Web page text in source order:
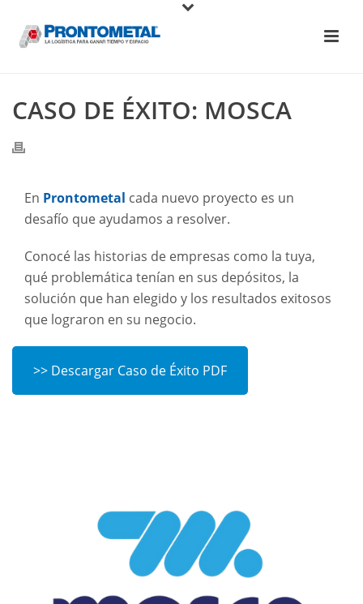
CASO DE ÉXITO: MOSCA
En Prontometal cada nuevo proyecto es un
desafío que ayudamos a resolver.
Conocé las historias de empresas como la tuya,
qué problemática tenían en sus depósitos, la
solución que han elegido y los resultados exitosos
que lograron en su negocio.
>> Descargar Caso de Éxito PDF